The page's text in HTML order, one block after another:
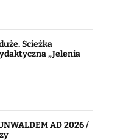
Ścieżka
„Jelenia
AD 2026 /